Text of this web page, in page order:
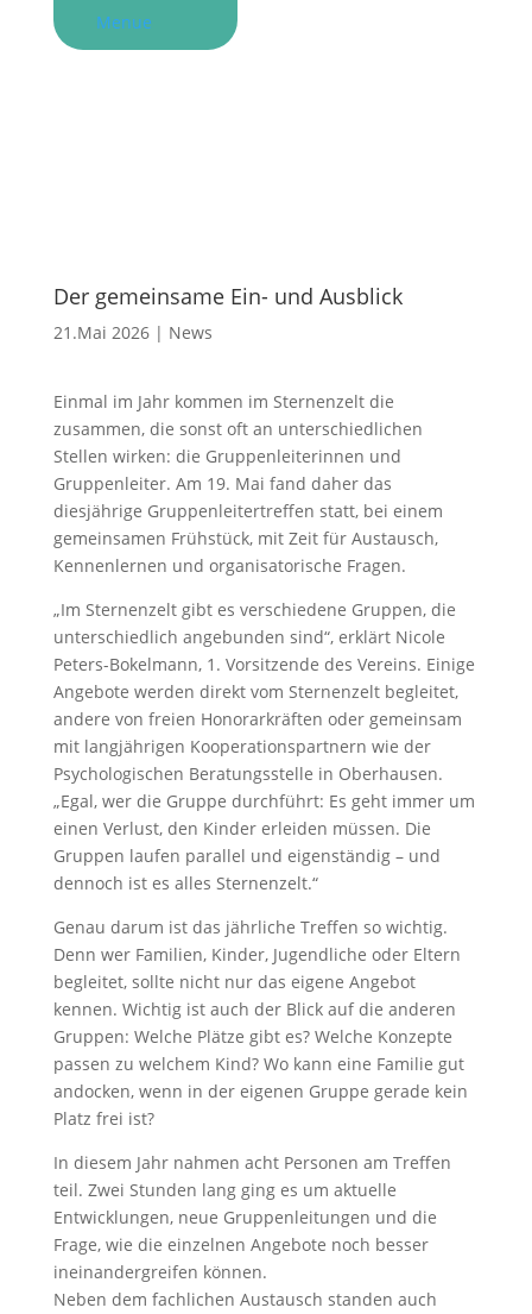
Menue
Der gemeinsame Ein- und Ausblick
21.Mai 2026| News
Einmal im Jahr kommen im Sternenzelt die
zusammen, die sonst oft an unterschiedlichen
Stellen wirken: die Gruppenleiterinnen und
Gruppenleiter. Am 19. Mai fand daher das
diesjährige Gruppenleitertreffen statt, bei einem
gemeinsamen Frühstück, mit Zeit für Austausch,
Kennenlernen und organisatorische Fragen.
„Im Sternenzelt gibt es verschiedene Gruppen, die
unterschiedlich angebunden sind“, erklärt Nicole
Peters-Bokelmann, 1. Vorsitzende des Vereins. Einige
Angebote werden direkt vom Sternenzelt begleitet,
andere von freien Honorarkräften oder gemeinsam
mit langjährigen Kooperationspartnern wie der
Psychologischen Beratungsstelle in Oberhausen.
„Egal, wer die Gruppe durchführt: Es geht immer um
einen Verlust, den Kinder erleiden müssen. Die
Gruppen laufen parallel und eigenständig – und
dennoch ist es alles Sternenzelt.“
Genau darum ist das jährliche Treffen so wichtig.
Denn wer Familien, Kinder, Jugendliche oder Eltern
begleitet, sollte nicht nur das eigene Angebot
kennen. Wichtig ist auch der Blick auf die anderen
Gruppen: Welche Plätze gibt es? Welche Konzepte
passen zu welchem Kind? Wo kann eine Familie gut
andocken, wenn in der eigenen Gruppe gerade kein
Platz frei ist?
In diesem Jahr nahmen acht Personen am Treffen
teil. Zwei Stunden lang ging es um aktuelle
Entwicklungen, neue Gruppenleitungen und die
Frage, wie die einzelnen Angebote noch besser
ineinandergreifen können.
Neben dem fachlichen Austausch standen auch